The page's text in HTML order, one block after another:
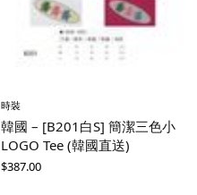
時裝
韓國 – [B201白S] 簡潔三色小
LOGO Tee (韓國直送)
$387.00